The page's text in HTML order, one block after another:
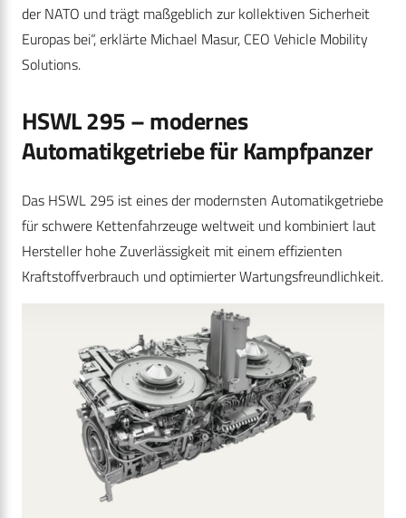
der NATO und trägt maßgeblich zur kollektiven Sicherheit
Europas bei“, erklärte Michael Masur, CEO Vehicle Mobility
Solutions.
HSWL 295 – modernes
Automatikgetriebe für Kampfpanzer
Das HSWL 295 ist eines der modernsten Automatikgetriebe
für schwere Kettenfahrzeuge weltweit und kombiniert laut
Hersteller hohe Zuverlässigkeit mit einem effizienten
Kraftstoffverbrauch und optimierter Wartungsfreundlichkeit.